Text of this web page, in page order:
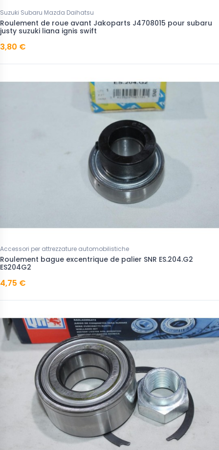
Suzuki Subaru Mazda Daihatsu
Roulement de roue avant Jakoparts J4708015 pour subaru
justy suzuki liana ignis swift
3,80 €
Accessori per attrezzature automobilistiche
Roulement bague excentrique de palier SNR ES.204.G2
ES204G2
4,75 €